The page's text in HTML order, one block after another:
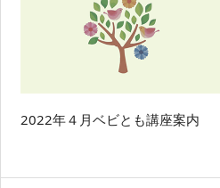
2022年４月ベビとも講座案内